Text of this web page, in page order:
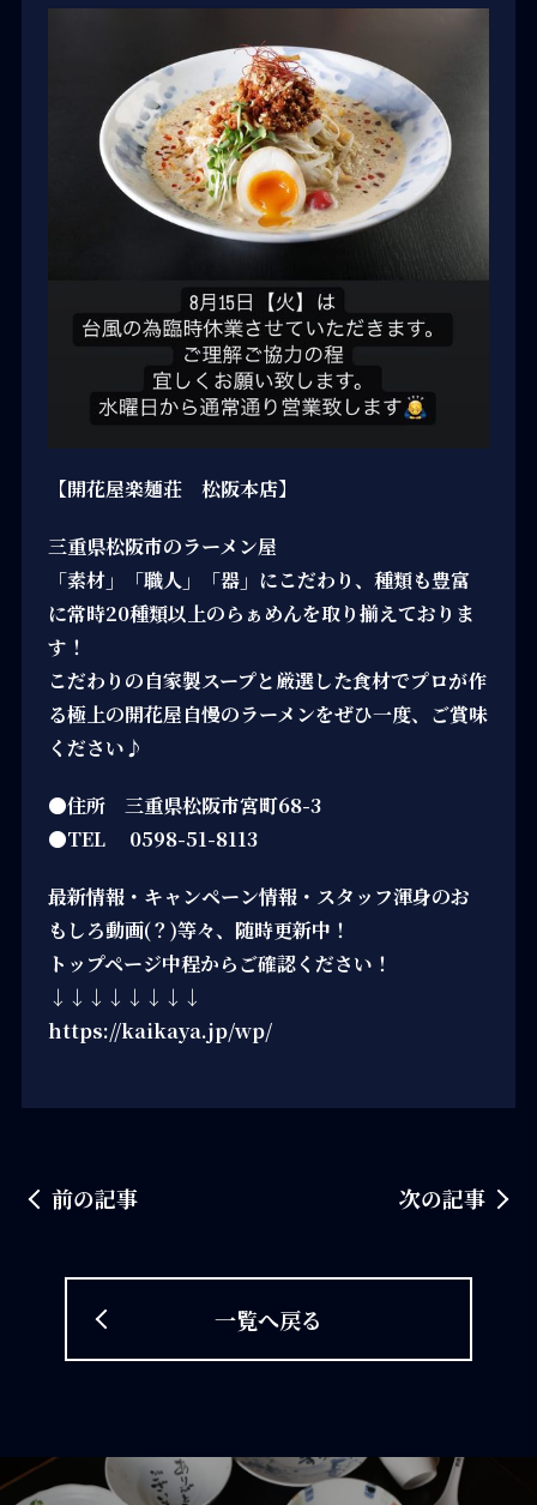
【開花屋楽麺荘 松阪本店】
三重県松阪市のラーメン屋
「素材」「職人」「器」にこだわり、種類も豊富
に常時20種類以上のらぁめんを取り揃えておりま
す！
こだわりの自家製スープと厳選した食材でプロが作
る極上の開花屋自慢のラーメンをぜひ一度、ご賞味
ください♪
●住所 三重県松阪市宮町68-3
●TEL 0598-51-8113
最新情報・キャンペーン情報・スタッフ渾身のお
もしろ動画(？)等々、随時更新中！
トップページ中程からご確認ください！
↓↓↓↓↓↓↓↓
https://kaikaya.jp/wp/
前の記事
一覧へ戻る
次の記事